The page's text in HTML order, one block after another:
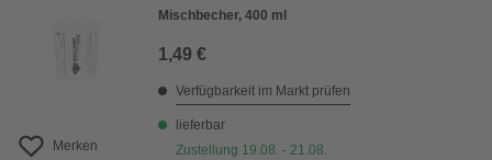
Merken
Mischbecher, 400 ml
1,49 €
Verfügbarkeit im Markt prüfen
lieferbar
Zustellung 19.08. - 21.08.